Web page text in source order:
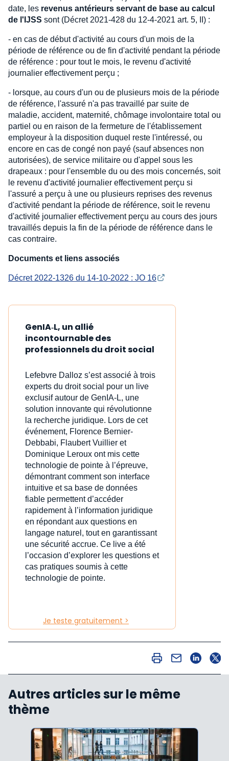
date, les revenus antérieurs servant de base au calcul
de l'IJSS sont (Décret 2021-428 du 12-4-2021 art. 5, II) :
- en cas de début d'activité au cours d'un mois de la
période de référence ou de fin d'activité pendant la période
de référence : pour tout le mois, le revenu d'activité
journalier effectivement perçu ;
- lorsque, au cours d'un ou de plusieurs mois de la période
de référence, l'assuré n'a pas travaillé par suite de
maladie, accident, maternité, chômage involontaire total ou
partiel ou en raison de la fermeture de l'établissement
employeur à la disposition duquel reste l'intéressé, ou
encore en cas de congé non payé (sauf absences non
autorisées), de service militaire ou d'appel sous les
drapeaux : pour l'ensemble du ou des mois concernés, soit
le revenu d'activité journalier effectivement perçu si
l'assuré a perçu à une ou plusieurs reprises des revenus
d'activité pendant la période de référence, soit le revenu
d'activité journalier effectivement perçu au cours des jours
travaillés depuis la fin de la période de référence dans le
cas contraire.
Documents et liens associés
Décret 2022-1326 du 14-10-2022 : JO 16
GenIA‑L, un allié
incontournable des
professionnels du droit social
Lefebvre Dalloz s’est associé à trois
experts du droit social pour un live
exclusif autour de GenIA‑L, une
solution innovante qui révolutionne
la recherche juridique. Lors de cet
événement, Florence Bernier-
Debbabi, Flaubert Vuillier et
Dominique Leroux ont mis cette
technologie de pointe à l’épreuve,
démontrant comment son interface
intuitive et sa base de données
fiable permettent d’accéder
rapidement à l’information juridique
en répondant aux questions en
langage naturel, tout en garantissant
une sécurité accrue. Ce live a été
l’occasion d’explorer les questions et
cas pratiques soumis à cette
technologie de pointe.
Je teste gratuitement >
Autres articles sur le même
thème